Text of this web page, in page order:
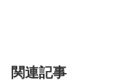
関連記事